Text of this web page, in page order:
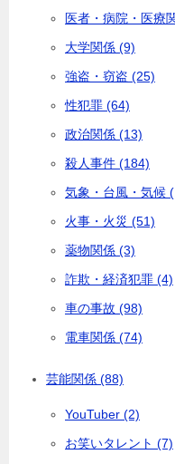
医者・病院・医療
大学関係 (9)
強盗・窃盗 (25)
性犯罪 (64)
政治関係 (13)
殺人事件 (184)
気象・台風・気候
火事・火災 (51)
薬物関係 (3)
詐欺・経済犯罪 (4)
車の事故 (98)
電車関係 (74)
芸能関係 (88)
YouTuber (2)
お笑いタレント (7)